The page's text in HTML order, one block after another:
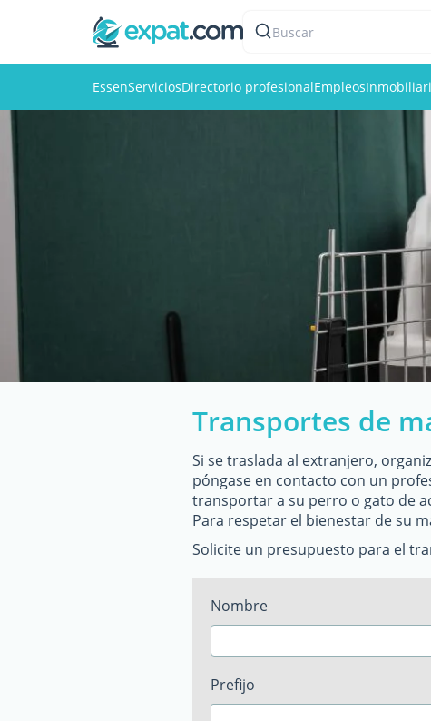
Buscar
EssenServiciosDirectorio profesionalEmpleos
Transportes de
Si se traslada al extranjero,
póngase en contacto con un
transportar a su perro o gato de
Para respetar el bienestar de su
Solicite un presupuesto para el
Nombre
Prefijo